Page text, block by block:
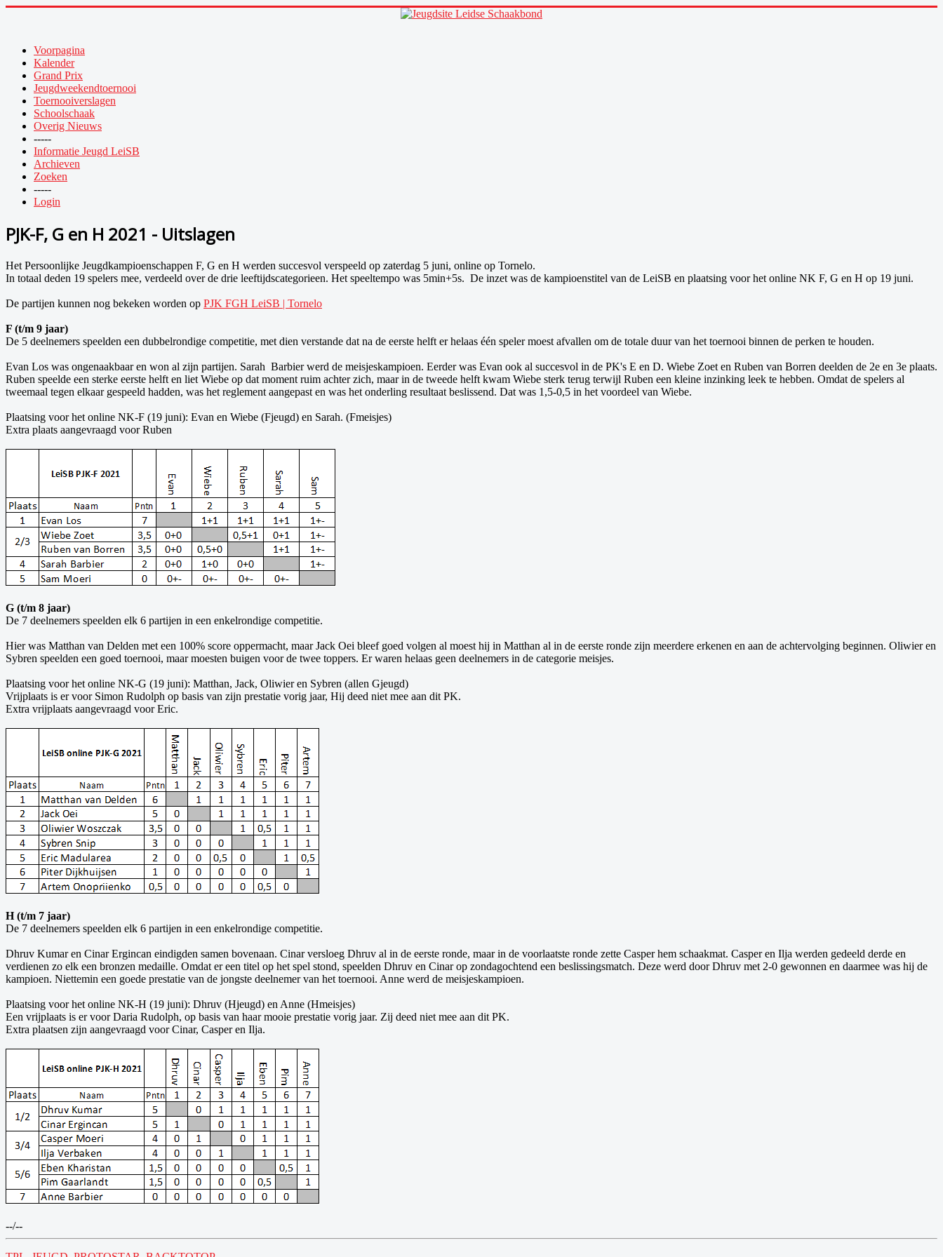
Voorpagina
Kalender
Grand Prix
Jeugdweekendtoernooi
Toernooiverslagen
Schoolschaak
Overig Nieuws
-----
Informatie Jeugd LeiSB
Archieven
Zoeken
-----
Login
PJK-F, G en H 2021 - Uitslagen
Het Persoonlijke Jeugdkampioenschappen F, G en H werden succesvol verspeeld op zaterdag 5 juni, online op Tornelo.
In totaal deden 19 spelers mee, verdeeld over de drie leeftijdscategorieen. Het speeltempo was 5min+5s. De inzet was de kampioenstitel van de LeiSB en plaatsing voor het online NK F, G en H op 19 juni.
De partijen kunnen nog bekeken worden op PJK FGH LeiSB | Tornelo
F (t/m 9 jaar)
De 5 deelnemers speelden een dubbelrondige competitie, met dien verstande dat na de eerste helft er helaas één speler moest afvallen om de totale duur van het toernooi binnen de perken te houden.
Evan Los was ongenaakbaar en won al zijn partijen. Sarah Barbier werd de meisjeskampioen. Eerder was Evan ook al succesvol in de PK's E en D. Wiebe Zoet en Ruben van Borren deelden de 2e en 3e plaats.
Ruben speelde een sterke eerste helft en liet Wiebe op dat moment ruim achter zich, maar in de tweede helft kwam Wiebe sterk terug terwijl Ruben een kleine inzinking leek te hebben. Omdat de spelers al
tweemaal tegen elkaar gespeeld hadden, was het reglement aangepast en was het onderling resultaat beslissend. Dat was 1,5-0,5 in het voordeel van Wiebe.
Plaatsing voor het online NK-F (19 juni): Evan en Wiebe (Fjeugd) en Sarah. (Fmeisjes)
Extra plaats aangevraagd voor Ruben
G (t/m 8 jaar)
De 7 deelnemers speelden elk 6 partijen in een enkelrondige competitie.
Hier was Matthan van Delden met een 100% score oppermacht, maar Jack Oei bleef goed volgen al moest hij in Matthan al in de eerste ronde zijn meerdere erkenen en aan de achtervolging beginnen. Oliwier en
Sybren speelden een goed toernooi, maar moesten buigen voor de twee toppers. Er waren helaas geen deelnemers in de categorie meisjes.
Plaatsing voor het online NK-G (19 juni): Matthan, Jack, Oliwier en Sybren (allen Gjeugd)
Vrijplaats is er voor Simon Rudolph op basis van zijn prestatie vorig jaar, Hij deed niet mee aan dit PK.
Extra vrijplaats aangevraagd voor Eric.
H (t/m 7 jaar)
De 7 deelnemers speelden elk 6 partijen in een enkelrondige competitie.
Dhruv Kumar en Cinar Ergincan eindigden samen bovenaan. Cinar versloeg Dhruv al in de eerste ronde, maar in de voorlaatste ronde zette Casper hem schaakmat. Casper en Ilja werden gedeeld derde en
verdienen zo elk een bronzen medaille. Omdat er een titel op het spel stond, speelden Dhruv en Cinar op zondagochtend een beslissingsmatch. Deze werd door Dhruv met 2-0 gewonnen en daarmee was hij de
kampioen. Niettemin een goede prestatie van de jongste deelnemer van het toernooi. Anne werd de meisjeskampioen.
Plaatsing voor het online NK-H (19 juni): Dhruv (Hjeugd) en Anne (Hmeisjes)
Een vrijplaats is er voor Daria Rudolph, op basis van haar mooie prestatie vorig jaar. Zij deed niet mee aan dit PK.
Extra plaatsen zijn aangevraagd voor Cinar, Casper en Ilja.
--/--